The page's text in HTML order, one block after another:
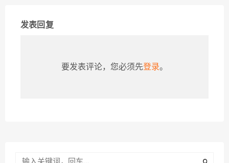
发表回复
要发表评论，您必须先登录。